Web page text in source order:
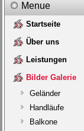
Menue
Startseite
Über uns
Leistungen
Bilder Galerie
Geländer
Handläufe
Balkone